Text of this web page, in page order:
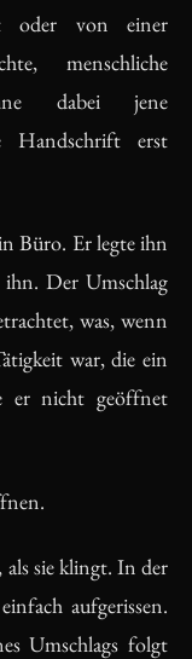
oder von einer
menschliche
dabei jene
Handschrift erst
Büro. Er legte ihn
ihn. Der Umschlag
was, wenn
war, die ein
er nicht geöffnet
sie klingt. In der
aufgerissen.
Umschlags folgt